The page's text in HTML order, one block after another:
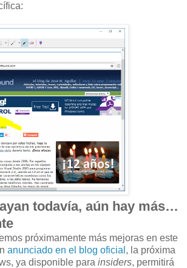
todavía, aún hay más…
próximamente más mejoras en este
anunciado en el blog oficial , la próxima
ya disponible para insiders, permitirá